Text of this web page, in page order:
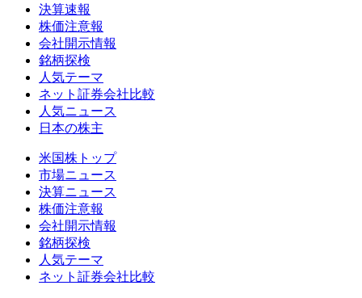
決算速報
株価注意報
会社開示情報
銘柄探検
人気テーマ
ネット証券会社比較
人気ニュース
日本の株主
米国株トップ
市場ニュース
決算ニュース
株価注意報
会社開示情報
銘柄探検
人気テーマ
ネット証券会社比較